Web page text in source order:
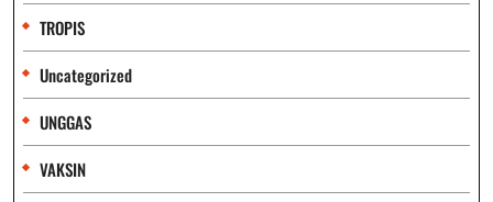
TROPIS
Uncategorized
UNGGAS
VAKSIN